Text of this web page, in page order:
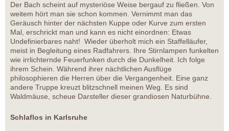
Der Bach scheint auf mysteriöse Weise bergauf zu fließen. Von
weitem hört man sie schon kommen. Vernimmt man das
Geräusch hinter der nächsten Kuppe oder Kurve zum ersten
Mal, erschrickt man und kann es nicht einordnen: Etwas
Undefinierbares naht! Wieder überholt mich ein Staffelläufer,
meist in Begleitung eines Radfahrers. Ihre Stirnlampen funkelten
wie irrlichternde Feuerfunken durch die Dunkelheit. Ich folge
ihrem Schein. Während ihrer nächtlichen Ausflüge
philosophieren die Herren über die Vergangenheit. Eine ganz
andere Truppe kreuzt blitzschnell meinen Weg. Es sind
Waldmäuse, scheue Darsteller dieser grandiosen Naturbühne.
Schlaflos in Karlsruhe